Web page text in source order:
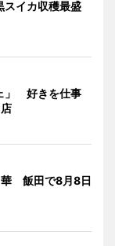
スイカ収穫最盛
」 好きを仕事
華 飯田で8月8日